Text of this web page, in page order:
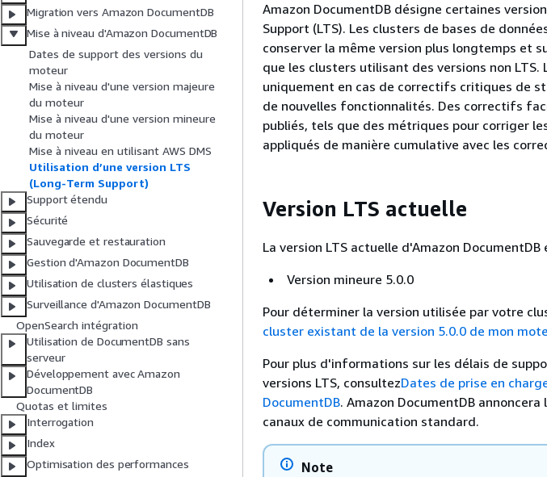
Migration vers Amazon DocumentDB
Mise à niveau d'Amazon DocumentDB
Dates de support des versions du
moteur
Mise à niveau d'une version majeure
du moteur
Mise à niveau d'une version mineure
du moteur
Mise à niveau en utilisant AWS DMS
Utilisation d’une version LTS
(Long-Term Support)
Support étendu
Sécurité
Sauvegarde et restauration
Gestion d'Amazon DocumentDB
Utilisation de clusters élastiques
Surveillance d'Amazon DocumentDB
OpenSearch intégration
Utilisation de DocumentDB sans
serveur
Développement avec Amazon
DocumentDB
Quotas et limites
Interrogation
Index
Optimisation des performances
Amazon DocumentDB désigne certaines
Support (LTS). Les clusters de bases de
conserver la même version plus longtemps et
que les clusters utilisant des versions non LTS.
uniquement en cas de correctifs critiques de
de nouvelles fonctionnalités. Des correctifs
publiés, tels que des métriques pour corriger
appliqués de manière cumulative avec les
Version LTS actuelle
La version LTS actuelle d'Amazon
Version mineure 5.0.0
Pour déterminer la version utilisée par votre
cluster existant de la version 5.0.0 de mon
Pour plus d'informations sur les délais de
versions LTS, consultezDates de prise en
DocumentDB. Amazon DocumentDB
canaux de communication standard.
Note